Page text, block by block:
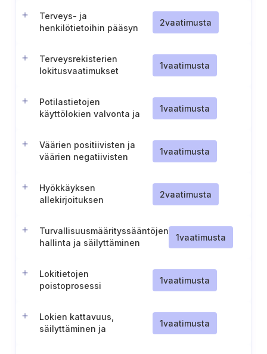
Terveys- ja
henkilötietoihin pääsyn
koskeva prosessi
2vaatimusta
Terveysrekisterien
lokitusvaatimukset
1vaatimusta
Potilastietojen
käyttölokien valvonta ja
1vaatimusta
Väärien positiivisten ja
väärien negatiivisten
valvonnassa
1vaatimusta
Hyökkäyksen
allekirjoituksen
2vaatimusta
Turvallisuusmäärityssääntöjen
hallinta ja säilyttäminen
1vaatimusta
Lokitietojen
poistoprosessi
1vaatimusta
Lokien kattavuus,
säilyttäminen ja
1vaatimusta